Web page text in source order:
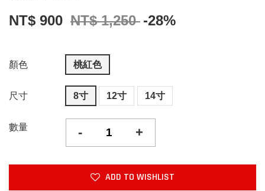
NT$ 900 NT$ 1,250 -28%
顏色 桃紅色
尺寸 8寸 12寸 14寸
數量 - +
ADD TO WISHLIST